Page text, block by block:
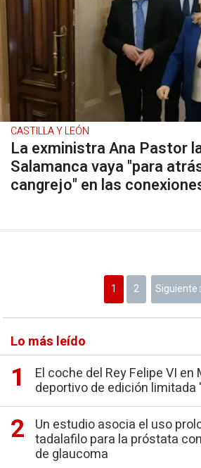
CASTILLA Y LEÓN
La exministra Ana Pastor
Salamanca vaya "para
cangrejo" en las
1 2 Siguiente
Lo más leído
El coche del Rey Felipe VI
deportivo de edición limitada
Un estudio asocia el uso
tadalafilo para la próstata
de glaucoma